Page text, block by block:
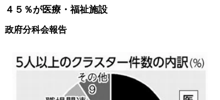
４５％が医療・福祉施設
政府分科会報告